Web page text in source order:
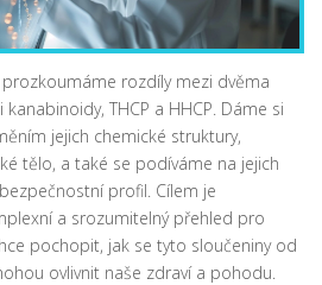
rozdíly mezi dvěma
THCP a HHCP. Dáme si
jejich chemické struktury,
tělo, a také se podíváme na jejich
profil. Cílem je
a srozumitelný přehled pro
pochopit, jak se tyto sloučeniny od
ovlivnit naše zdraví a pohodu.